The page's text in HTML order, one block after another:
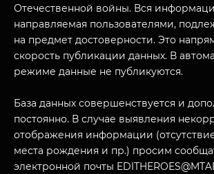
Отечественной войны. Вся
направляемая пользователями,
на предмет достоверности. Это
скорость публикации данных. В
режиме данные не публикуются.
База данных совершенствуется и
постоянно. В случае выявления
отображения информации
места рождения и пр.) просим
электронной почты